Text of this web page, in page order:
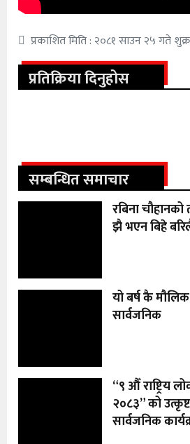
प्रकाशित मिति : २०८१ साउन २५ गते
प्रतिक्रिया दिनुहोस
सम्बन्धित समाचार
रबिना
झै भएन बिहे
यो बर्ष कै
सार्वजनिक
“९ औँ राष्ट्रिय
२०८३” को
सार्वजनिक